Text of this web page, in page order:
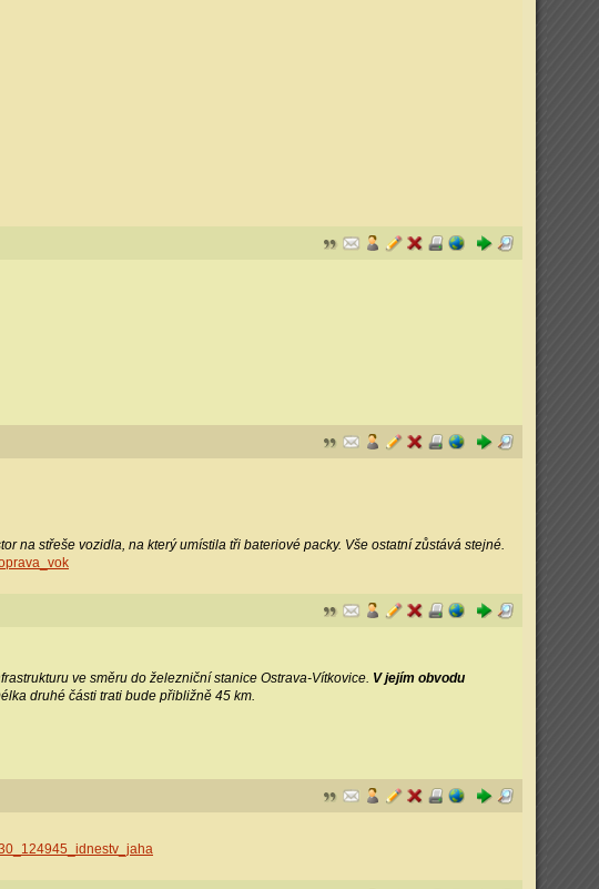
na střeše vozidla, na který umístila tři bateriové packy. Vše ostatní zůstává stejné.
ve směru do železniční stanice Ostrava-Vítkovice. V jejím obvodu
druhé části trati bude přibližně 45 km.